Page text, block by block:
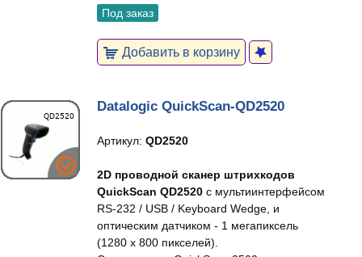
Под заказ
Добавить в корзину
Datalogic QuickScan-QD2520
Артикул: QD2520
2D проводной сканер штрихкодов
QuickScan QD2520 с мультиинтерфейсом
RS-232 / USB / Keyboard Wedge, и
оптическим датчиком - 1 мегапиксель
(1280 x 800 пикселей).